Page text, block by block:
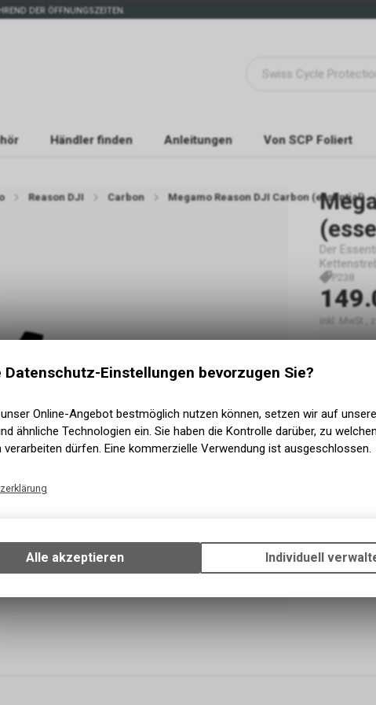
DER ÖFFNUNGSZEITEN.
Händler finden Anleitungen Von SCP Foliert
Reason DJI Carbon Megamo Reason DJI Carbon (essential)
Der
P238
inkl. MwSt.,
Datenschutz-Einstellungen bevorzugen Sie?
Online-Angebot bestmöglich nutzen können, setzen wir auf
ähnliche Technologien ein. Sie haben die Kontrolle darüber, zu
verarbeiten dürfen. Eine kommerzielle Verwendung ist ausgeschlossen.
Ihrem Gerät, um die grundlegenden Funktionen unseres Online-
Verwendung des Warenkorbs, zu ermöglichen. Bitte beachten Sie,
zulassen.
Alle akzeptieren Individuell